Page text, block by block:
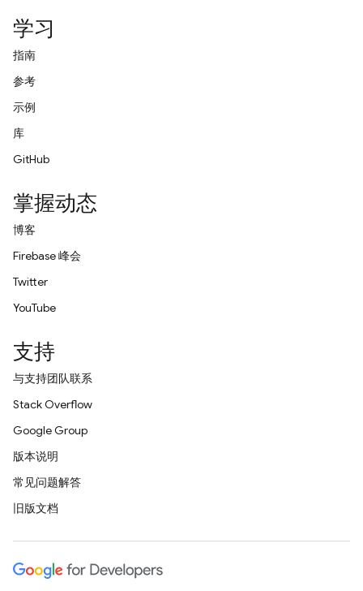
学习
指南
参考
示例
库
GitHub
掌握动态
博客
Firebase 峰会
Twitter
YouTube
支持
与支持团队联系
Stack Overflow
Google Group
版本说明
常见问题解答
旧版文档